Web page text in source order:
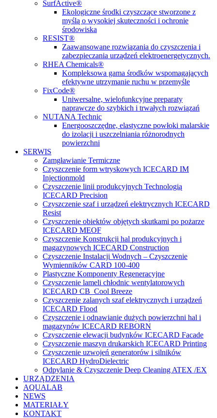
SurfActive®
Ekologiczne środki czyszczące stworzone z
myślą o wysokiej skuteczności i ochronie
środowiska
RESIST®
Zaawansowane rozwiązania do czyszczenia i
zabezpieczania urządzeń elektroenergetycznych.
RHEA Chemicals®
Kompleksowa gama środków wspomagających
efektywne utrzymanie ruchu w przemyśle
FixCode®
Uniwersalne, wielofunkcyjne preparaty
naprawcze do szybkich i trwałych rozwiązań
NUTANA Technic
Energooszczędne, elastyczne powłoki malarskie
do izolacji i uszczelniania różnorodnych
powierzchni
SERWIS
Zamgławianie Termiczne
Czyszczenie form wtryskowych ICECARD IM
Injectionmold
Czyszczenie linii produkcyjnych Technologią
ICECARD Precision
Czyszczenie szaf i urządzeń elektrycznych ICECARD
Resist
Czyszczenie obiektów objętych skutkami po pożarze
ICECARD MEOF
Czyszczenie Konstrukcji hal produkcyjnych i
magazynowych ICECARD Construction
Czyszczenie Instalacji Wodnych – Czyszczenie
Wymienników CARD 100-400
Plastyczne Komponenty Regeneracyjne
Czyszczenie lameli chłodnic wentylatorowych
ICECARD CB Cool Breeze
Czyszczenie zalanych szaf elektrycznych i urządzeń
ICECARD Flood
Czyszczenie i odnawianie dużych powierzchni hal i
magazynów ICECARD REBORN
Czyszczenie elewacji budynków ICECARD Facade
Czyszczenie maszyn drukarskich ICECARD Printing
Czyszczenie uzwojeń generatorów i silników
ICECARD HydroDielectric
Odpylanie & Czyszczenie Deep Cleaning ATEX /EX
URZĄDZENIA
AQUALAB
NEWS
MATERIAŁY
KONTAKT